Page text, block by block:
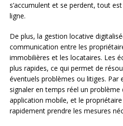
s’accumulent et se perdent, tout
ligne.
De plus, la gestion locative
communication entre les
immobilières et les locataires. Les
plus rapides, ce qui permet de
éventuels problèmes ou litiges. Par
signaler en temps réel un
application mobile, et le propriétaire
rapidement prendre les mesures